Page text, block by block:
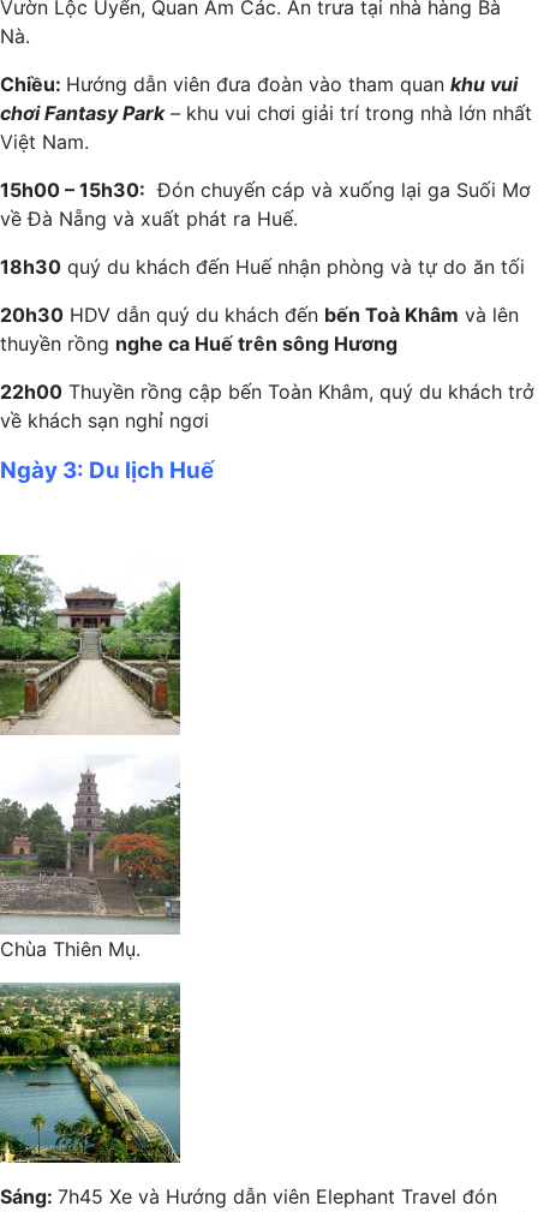
Vườn Lộc Uyển, Quan Âm Các. Ăn trưa tại nhà hàng Bà
Nà.
Chiều: Hướng dẫn viên đưa đoàn vào tham quan khu vui
chơi Fantasy Park– khu vui chơi giải trí trong nhà lớn nhất
Việt Nam.
15h00 – 15h30: Đón chuyến cáp và xuống lại ga Suối Mơ
về Đà Nẵng và xuất phát ra Huế.
18h30 quý du khách đến Huế nhận phòng và tự do ăn tối
20h30 HDV dẫn quý du khách đến bến Toà Khâm và lên
thuyền rồng nghe ca Huế trên sông Hương
22h00 Thuyền rồng cập bến Toàn Khâm, quý du khách trở
về khách sạn nghỉ ngơi
Ngày 3: Du lịch Huế
Chùa Thiên Mụ.
Sáng: 7h45 Xe và Hướng dẫn viên Elephant Travel đón